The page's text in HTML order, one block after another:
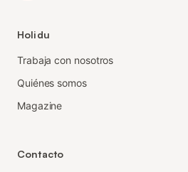
Holidu
Trabaja con nosotros
Quiénes somos
Magazine
Contacto